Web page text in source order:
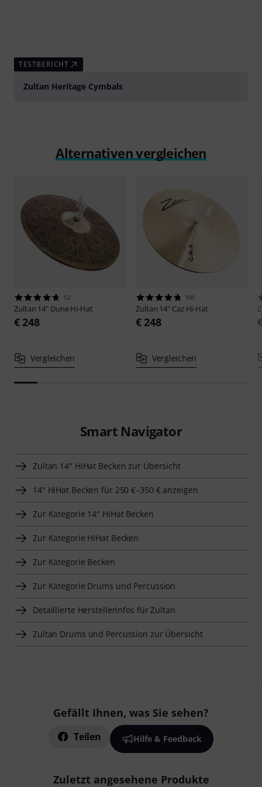
TESTBERICHT
Zultan Heritage Cymbals
Alternativen vergleichen
12
Zultan 14" Dune Hi-Hat
€ 248
Vergleichen
101
Zultan 14" Caz Hi-Hat
€ 248
Vergleichen
Smart Navigator
Zultan 14" HiHat Becken zur Übersicht
14" HiHat Becken für 250 €–350 € anzeigen
Zur Kategorie 14" HiHat Becken
Zur Kategorie HiHat Becken
Zur Kategorie Becken
Zur Kategorie Drums und Percussion
Detaillierte Herstellerinfos für Zultan
Zultan Drums und Percussion zur Übersicht
Gefällt Ihnen, was Sie sehen?
Teilen Hilfe & Feedback
Zuletzt angesehene Produkte